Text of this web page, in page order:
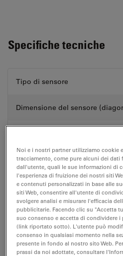
Specifiche tecniche
Tipo di sensore
Dimensione del sensore
Dimensioni dei pixel
Modalità otturatore
Interfaccia dati
Interfaccia meccanica
Noi e i nostri partner utilizziamo cookie
tracciamento, come pure alcuni dei
dall'utente, quali le sue informazioni di
l'esperienza di fruizione dei nostri siti
e contenuti personalizzati in base alle
siti Web, consentire all'utente di
svolgere analisi e misurare l'efficacia
pubblicitarie. Facendo clic su "Accetta
suo consenso e accetta di condividere
(link riportato sotto). L'utente può
consenso in qualsiasi momento nella
presente in fondo al nostro sito Web.
prassi da noi adottate, consultare